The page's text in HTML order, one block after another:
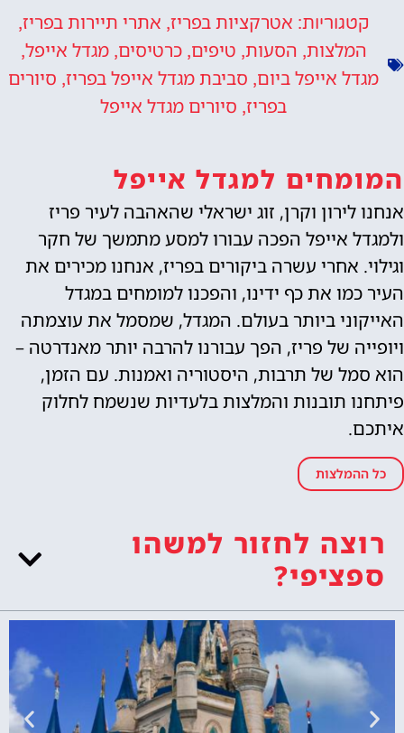
קטגוריות: אטרקציות בפריז, אתרי תיירות בפריז,
המלצות, הסעות, טיפים,כרטיסים,מגדל אייפל,
מגדל אייפל ביום, סביבת מגדל אייפל בפריז, סיורים
בפריז, סיורים מגדל אייפל
המומחים למגדל אייפל
אנחנו לירון וקרן, זוג ישראלי שהאהבה לעיר פריז
ולמגדל אייפל הפכה עבורו למסע מתמשך של חקר
וגילוי. אחרי עשרה ביקורים בפריז, אנחנו מכירים את
העיר כמו את כף ידינו, והפכנו למומחים במגדל
האייקוני ביותר בעולם. המגדל, שמסמל את עוצמתה
ויופייה של פריז, הפך עבורנו להרבה יותר מאנדרטה –
הוא סמל של תרבות, היסטוריה ואמנות. עם הזמן,
פיתחנו תובנות והמלצות בלעדיות שנשמח לחלוק
איתכם.
כל ההמלצות
רוצה לחזור למשהו
ספציפי?